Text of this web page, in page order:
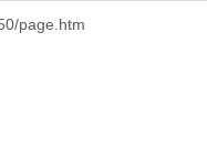
page.htm